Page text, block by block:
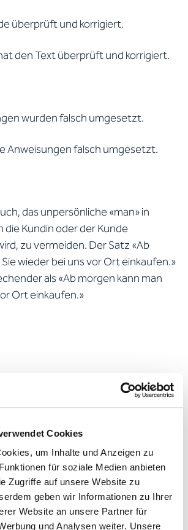
Cookies
um Inhalte und Anzeigen zu
für soziale Medien anbieten
Zugriffe auf unsere Website zu
geben wir Informationen zu Ihrer
Website an unsere Partner für
und Analysen weiter. Unsere
überprüft und korrigiert.
den Text überprüft und korrigiert.
wurden falsch umgesetzt.
Anweisungen falsch umgesetzt.
das unpersönliche «man» in
die Kundin oder der Kunde
zu vermeiden. Der Satz «Ab
wieder bei uns vor Ort einkaufen.»
als «Ab morgen kann man
Ort einkaufen.»
Website-Text eines
jetzt vielleicht absurd und
Doch auch solche Texte leben
und einem roten Faden, der sich
Überlegen Sie sich, welches die